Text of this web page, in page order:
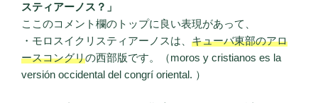
スティアーノス？」
ここのコメント欄のトップに良い表現があって、
・モロスイクリスティアーノスは、 キューバ東部のアロ
ースコングリの西部版です。（moros y cristianos es la
versión occidental del congrí oriental. ）